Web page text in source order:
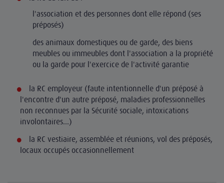
l'association et des personnes dont elle répond (ses
préposés)
des animaux domestiques ou de garde, des biens
meubles ou immeubles dont l'association a la propriété
ou la garde pour l'exercice de l'activité garantie
la RC employeur (faute intentionnelle d'un préposé à
l'encontre d'un autre préposé, maladies professionnelles
non reconnues par la Sécurité sociale, intoxications
involontaires...)
la RC vestiaire, assemblée et réunions, vol des préposés,
locaux occupés occasionnellement